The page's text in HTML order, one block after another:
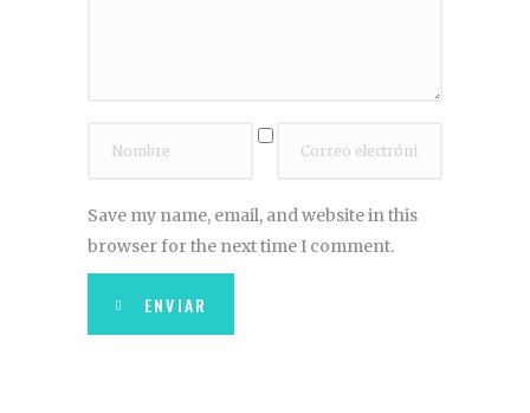
Save my name, email, and website in this
browser for the next time I comment.
ENVIAR